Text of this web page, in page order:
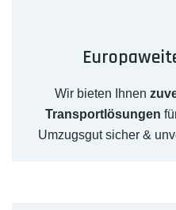
Wir bieten Ihnen
Transportlösungen
Umzugsgut sicher &